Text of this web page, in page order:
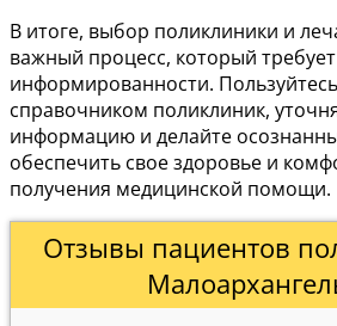
В итоге, выбор поликлиники и
важный процесс, который
информированности.
справочником поликлиник,
информацию и делайте
обеспечить свое здоровье и
получения медицинской помощи.
Отзывы пациентов